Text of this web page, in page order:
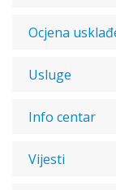
Ocjena
Usluge
Info centar
Vijesti